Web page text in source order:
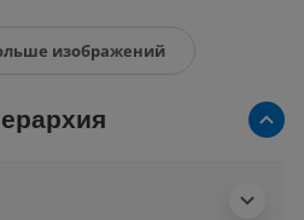
изображений